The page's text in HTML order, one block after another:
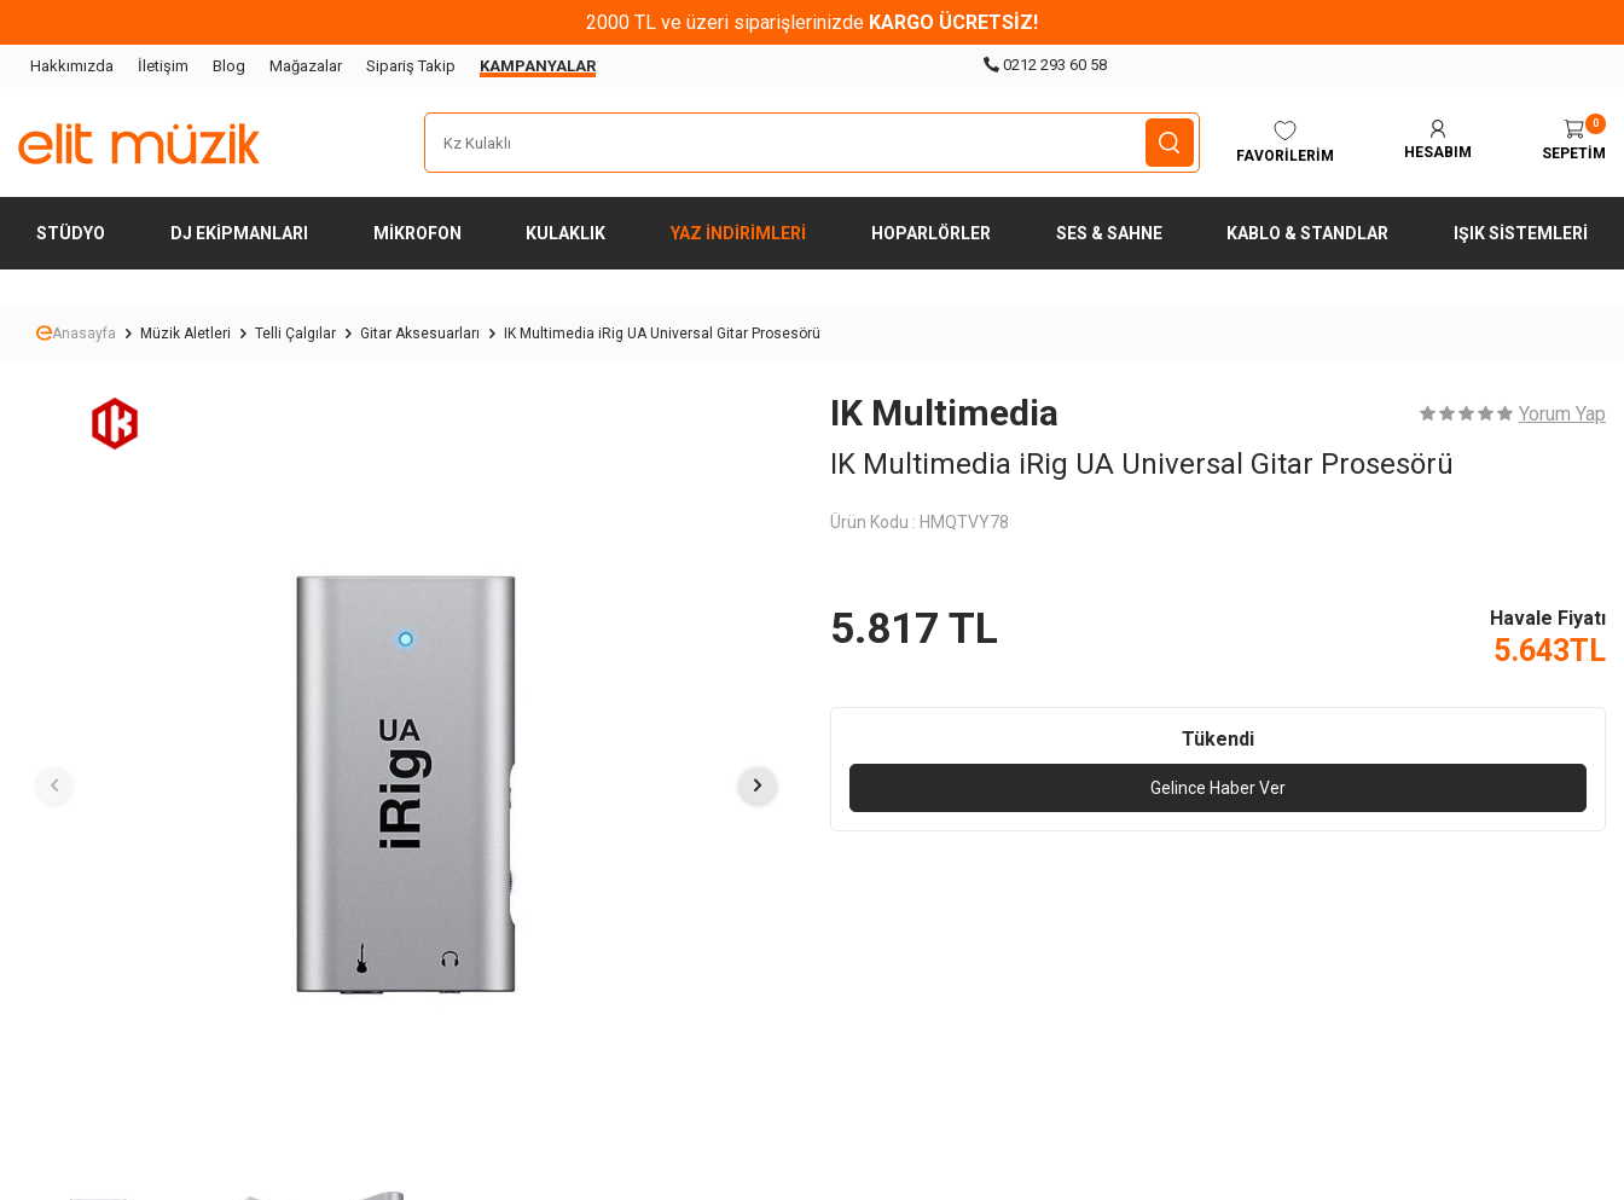
2000 TL ve üzeri siparişlerinizde KARGO ÜCRETSİZ!
Hakkımızda İletişim Blog Mağazalar Sipariş Takip KAMPANYALAR 0212 293 60 58
FAVORILERIM HESABIM
0
SEPETIM
STÜDYO DJ EKIPMANLARI MIKROFON KULAKLIK YAZ İNDİRİMLERİ HOPARLÖRLER SES & SAHNE KABLO & STANDLAR IŞIK SISTEMLERI
Anasayfa Müzik Aletleri Telli Çalgılar Gitar Aksesuarları IK Multimedia iRig UA Universal Gitar Prosesörü
IK Multimedia Yorum Yap
IK Multimedia iRig UA Universal Gitar Prosesörü
Ürün Kodu : HMQTVY78
5.817 TL Havale Fiyatı
5.643TL
Tükendi
Gelince Haber Ver